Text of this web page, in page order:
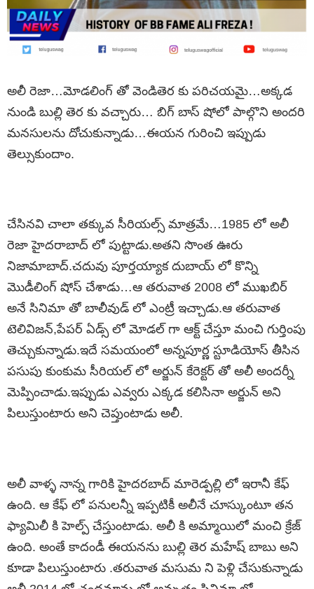
అలీ రెజా…మోడలింగ్ తో వెండితెర కు పరిచయమై…అక్కడ
నుండి బుల్లి తెర కు వచ్చారు… బిగ్ బాస్ షోలో పాల్గొని అందరి
మనసులను దోచుకున్నాడు…ఈయన గురించి ఇప్పుడు
తెల్సుకుందాం.
చేసినవి చాలా తక్కువ సీరియల్స్ మాత్రమే…1985 లో అలీ
రెజా హైదరాబాద్ లో పుట్టాడు.అతని సొంత ఊరు
నిజామాబాద్.చదువు పూర్తయ్యాక దుబాయ్ లో కొన్ని
మొడీలింగ్ షోస్ చేశాడు…ఆ తరువాత 2008 లో ముఖబిర్
అనే సినిమా తో బాలీవుడ్ లో ఎంట్రీ ఇచ్చాడు.ఆ తరువాత
టెలివిజన్,పేపర్ ఏడ్స్ లో మోడల్ గా ఆక్ట్ చేస్తూ మంచి గుర్తింపు
తెచ్చుకున్నాడు.ఇదే సమయంలో అన్నపూర్ణ స్టూడియోస్ తీసిన
పసుపు కుంకుమ సీరియల్ లో అర్జున్ కేరెక్టర్ తో అలీ అందర్నీ
మెప్పించాడు.ఇప్పుడు ఎవ్వరు ఎక్కడ కలిసినా అర్జున్ అని
పిలుస్తుంటారు అని చెప్తుంటాడు అలీ.
అలీ వాళ్ళ నాన్న గారికి హైదరబాద్ మారెడ్పల్లి లో ఇరానీ కేఫ్
ఉంది. ఆ కేఫ్ లో పనులన్నీ ఇప్పటికీ అలీనే చూస్కుంటూ తన
ఫ్యామిలీ కి హెల్ప్ చేస్తుంటాడు. అలీ కి అమ్మాయిలో మంచి క్రేజ్
ఉంది. అంతే కాదండీ ఈయనను బుల్లి తెర మహేష్ బాబు అని
కూడా పిలుస్తుంటారు .తరువాత మసుమ ని పెళ్లి చేసుకున్నాడు